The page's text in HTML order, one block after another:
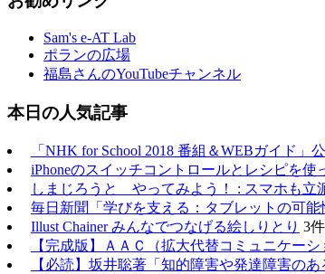
Sam's e-AT Lab
ポランの広場
福島さんのYouTubeチャンネル
本日の人気記事
「NHK for School 2018 番組＆WEBガイド
iPhoneのスイッチコントロールとレシピを
しまじろうと やってみよう！ : スマホも立
毎日新聞「学びを支える：タブレットの可
Illust Chainer みんなでつなげる絵しりとり 3
【完成版】ＡＡＣ（拡大代替コミュニケー
【必読】坂井聡著「知的障害や発達障害の